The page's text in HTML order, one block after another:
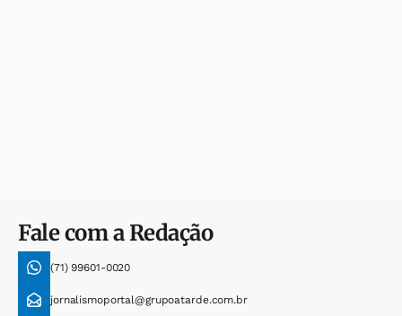
Fale com a Redação
(71) 99601-0020
jornalismoportal@grupoatarde.com.br